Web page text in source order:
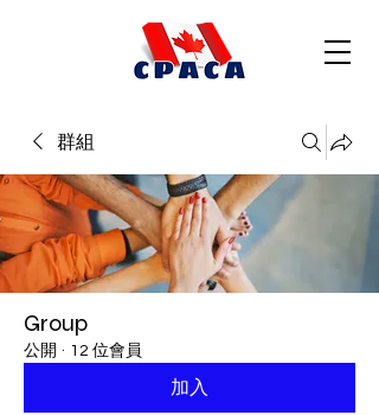
群組
Group
公開 · 12 位會員
加入